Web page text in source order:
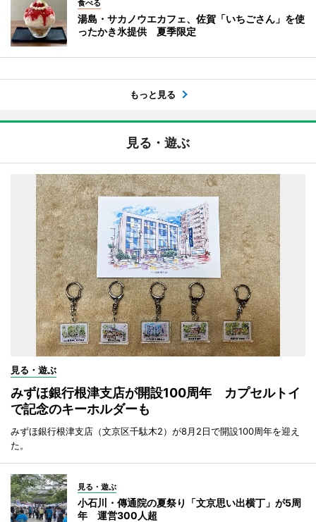
食べる
湯島・サカノウエカフェ、佐賀「いちごさん」を使
ったかき氷提供 夏季限定
もっと見る
見る・遊ぶ
見る・遊ぶ
みずほ銀行根津支店が開設100周年 カプセルトイ
で記念のキーホルダーも
みずほ銀行根津支店（文京区千駄木2）が8月2日で開設100周年を迎え
た。
見る・遊ぶ
小石川・傳通院の夏祭り「文京思い出横丁」が5周
年 運営300人超